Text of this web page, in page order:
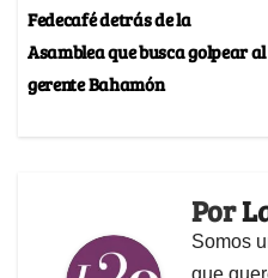
Fedecafé detrás de la
Asamblea que busca golpear al
gerente Bahamón
Por
Somos
que